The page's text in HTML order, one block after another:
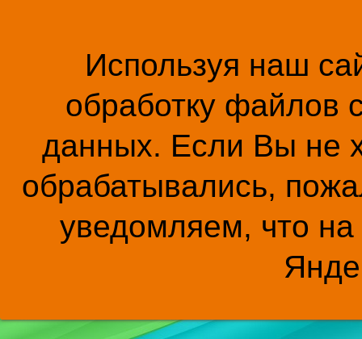
Используя наш
обработку файлов
данных. Если Вы не
обрабатывались,
уведомляем, что на